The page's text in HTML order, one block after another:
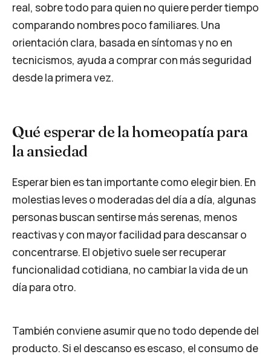
real, sobre todo para quien no quiere perder tiempo
comparando nombres poco familiares. Una
orientación clara, basada en síntomas y no en
tecnicismos, ayuda a comprar con más seguridad
desde la primera vez.
Qué esperar de la homeopatía para
la ansiedad
Esperar bien es tan importante como elegir bien. En
molestias leves o moderadas del día a día, algunas
personas buscan sentirse más serenas, menos
reactivas y con mayor facilidad para descansar o
concentrarse. El objetivo suele ser recuperar
funcionalidad cotidiana, no cambiar la vida de un
día para otro.
También conviene asumir que no todo depende del
producto. Si el descanso es escaso, el consumo de